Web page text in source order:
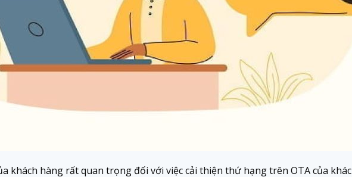
khách hàng rất quan trọng đối với việc cải thiện thứ hạng trên OTA của